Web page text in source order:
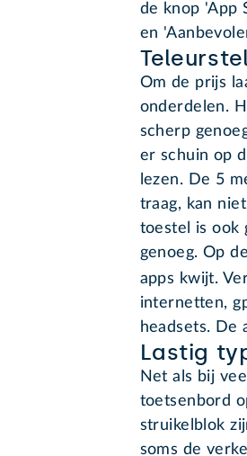
de knop 'App
en
Om de prijs
onderdelen.
scherp
er schuin op
lezen. De 5
traag, kan
toestel is ook
genoeg. Op
apps kwijt.
internetten,
headsets. De
Lastig
Net als bij
toetsenbord
struikelblok
soms de